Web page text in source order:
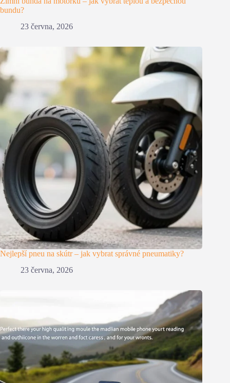
bundu?
23 června, 2026
Nejlepší pneu na skútr – jak vybrat správné pneumatiky?
23 června, 2026